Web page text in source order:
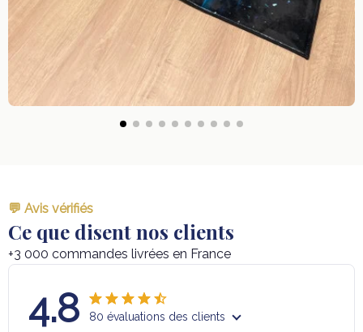
💬 Avis vérifiés
Ce que disent nos clients
+3 000 commandes livrées en France
4.8 80 évaluations des clients